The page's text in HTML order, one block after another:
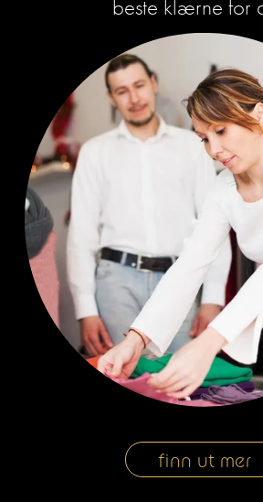
beste klærne for
finn ut mer